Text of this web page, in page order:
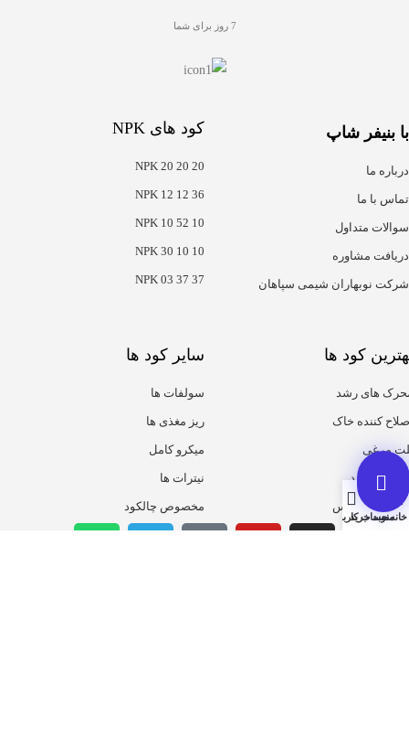
7 روز برای شما
با بنیفر شاپ
درباره ما
تماس با ما
سوالات متداول
دریافت مشاوره
شرکت نوبهاران شیمی سپاهان
کود های NPK
NPK 20 20 20
NPK 12 12 36
NPK 10 52 10
NPK 30 10 10
NPK 03 37 37
کود ها
های رشد
کننده خاک
مرغی
اسید
ست پلاس
سایر کود ها
سولفات ها
ریز مغذی ها
میکرو کامل
نیترات ها
مخصوص چالکود
خانهمنوسبد خرید
حساب کاربری من